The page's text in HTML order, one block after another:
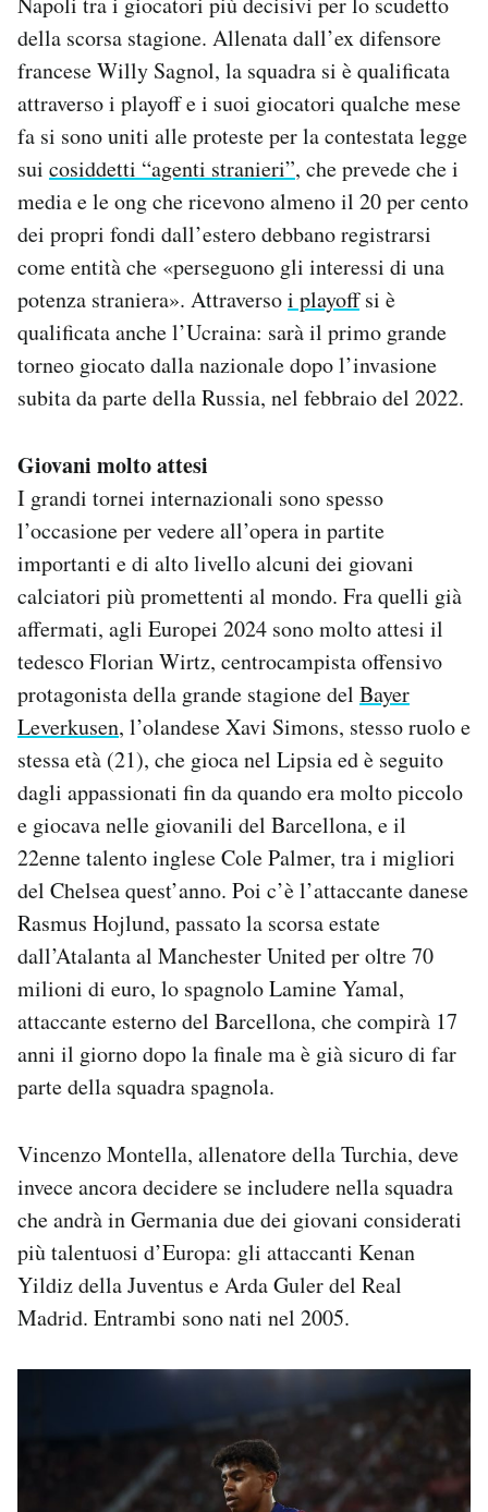
della scorsa stagione. Allenata dall’ex difensore
francese Willy Sagnol, la squadra si è qualificata
attraverso i playoff e i suoi giocatori qualche mese
fa si sono uniti alle proteste per la contestata legge
sui cosiddetti “agenti stranieri”, che prevede che i
media e le ong che ricevono almeno il 20 per cento
dei propri fondi dall’estero debbano registrarsi
come entità che «perseguono gli interessi di una
potenza straniera». Attraversoi playoffsi è
qualificata anche l’Ucraina: sarà il primo grande
torneo giocato dalla nazionale dopo l’invasione
subita da parte della Russia, nel febbraio del 2022.
Giovani molto attesi
I grandi tornei internazionali sono spesso
l’occasione per vedere all’opera in partite
importanti e di alto livello alcuni dei giovani
calciatori più promettenti al mondo. Fra quelli già
affermati, agli Europei 2024 sono molto attesi il
tedesco Florian Wirtz, centrocampista offensivo
protagonista della grande stagione del Bayer
Leverkusen, l’olandese Xavi Simons, stesso ruolo e
stessa età (21), che gioca nel Lipsia ed è seguito
dagli appassionati fin da quando era molto piccolo
e giocava nelle giovanili del Barcellona, e il
22enne talento inglese Cole Palmer, tra i migliori
del Chelsea quest’anno. Poi c’è l’attaccante danese
Rasmus Hojlund, passato la scorsa estate
dall’Atalanta al Manchester United per oltre 70
milioni di euro, lo spagnoloLamine Yamal,
attaccante esterno del Barcellona, che compirà 17
anni il giorno dopo la finale ma è già sicuro di far
parte della squadra spagnola.
Vincenzo Montella, allenatore della Turchia, deve
invece ancora decidere se includere nella squadra
che andrà in Germania due dei giovani considerati
più talentuosi d’Europa: gli attaccanti Kenan
Yildiz della Juventus e Arda Guler del Real
Madrid. Entrambi sono nati nel 2005.